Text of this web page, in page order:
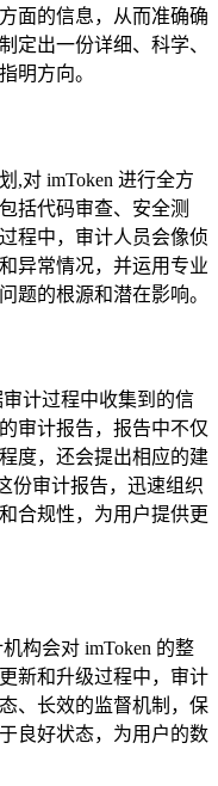
面的信息，从而准确确
定出一份详细、科学、
明方向。
,对 imToken 进行全方
括代码审查、安全测
程中，审计人员会像侦
异常情况，并运用专业
题的根源和潜在影响。
计过程中收集到的信
审计报告，报告中不仅
度，还会提出相应的建
份审计报告，迅速组织
合规性，为用户提供更
构会对 imToken 的整
新和升级过程中，审计
、长效的监督机制，保
良好状态，为用户的数